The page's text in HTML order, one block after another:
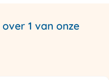
1 van onze